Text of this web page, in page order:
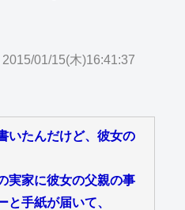
2015/01/15(木)16:41:37
いたんだけど、彼女の
実家に彼女の父親の事
と手紙が届いて、